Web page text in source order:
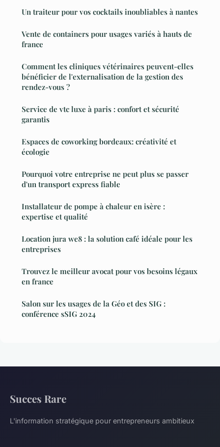
Un traiteur pour vos cocktails inoubliables à nantes
Vente de containers pour usages variés à hauts de
france
Comment les cliniques vétérinaires peuvent-elles
bénéficier de l'externalisation de la gestion des
rendez-vous ?
Service de vtc luxe à paris : confort et sécurité
garantis
Espaces de coworking bordeaux: créativité et
écologie
Pourquoi votre entreprise ne peut plus se passer
d'un transport express fiable
Installateur de pompe à chaleur en isère :
expertise et qualité
Location jura we8 : la solution café idéale pour les
entreprises
Trouvez le meilleur avocat pour vos besoins légaux
en france
Salon sur les usages de la Géo et des SIG :
conférence sSIG 2024
Succes Rare
L'information stratégique pour entrepreneurs ambitieux